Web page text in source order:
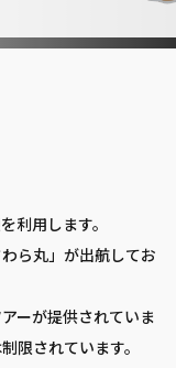
利用します。
ら丸」が出航してお
ーが提供されていま
限されています。